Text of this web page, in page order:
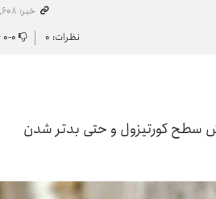
خبر: ۹۲٬۶۰۸
نظرات: ۰ ۰-۰
سطح کورتیزول و حتی بدتر شدن